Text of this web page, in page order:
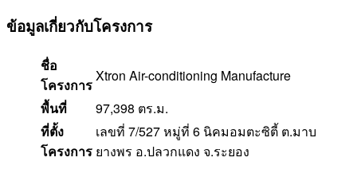
ข้อมูลเกี่ยวกับโครงการ
ชื่อ
โครงการ
Xtron Air-conditioning Manufacture
พื้นที่
97,398 ตร.ม.
ที่ตั้ง
โครงการ
เลขที่ 7/527 หมู่ที่ 6 นิคมอมตะซิตี้ ต.มาบ
ยางพร อ.ปลวกแดง จ.ระยอง